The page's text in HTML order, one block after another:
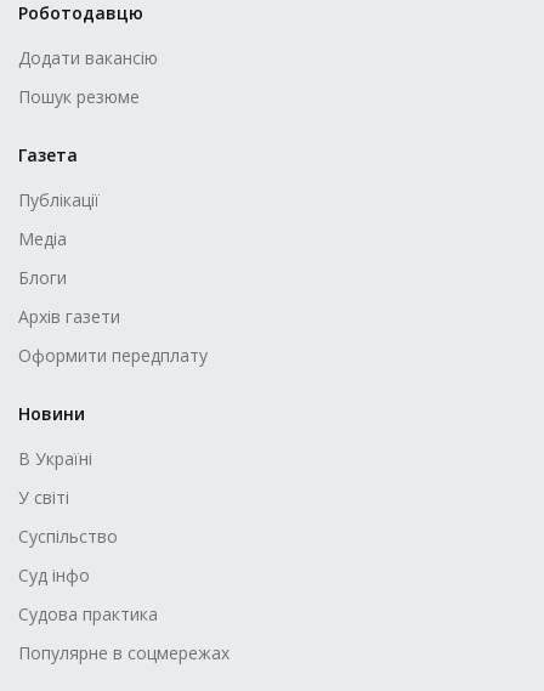
Роботодавцю
Додати вакансію
Пошук резюме
Газета
Публікації
Медіа
Блоги
Архів газети
Оформити передплату
Новини
В Україні
У світі
Суспільство
Суд інфо
Судова практика
Популярне в соцмережах